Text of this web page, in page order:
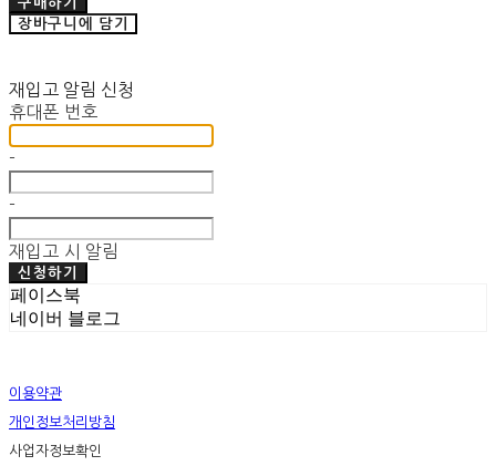
구매하기
장바구니에 담기
재입고 알림 신청
휴대폰 번호
-
-
재입고 시 알림
신청하기
페이스북
네이버 블로그
이용약관
개인정보처리방침
사업자정보확인